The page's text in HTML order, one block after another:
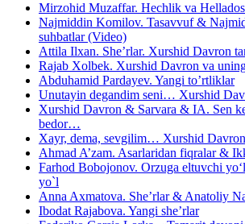
Mirzohid Muzaffar. Hechlik va
Najmiddin Komilov. Tasavvuf &
suhbatlar (Video)
Attila Ilxan. She’rlar. Xurshid Davron
Rajab Xolbek. Xurshid Davron va
Abduhamid Pardayev. Yangi to’rtliklar
Unutayin degandim seni… Xurshid
Xurshid Davron & Sarvara & IA. Sen
bedor…
Xayr, dema, sevgilim… Xurshid
Ahmad A’zam. Asarlaridan fiqralar &
Farhod Bobojonov. Orzuga eltuvchi
yo`l
Anna Axmatova. She’rlar & Anatoliy
Ibodat Rajabova. Yangi she’rlar